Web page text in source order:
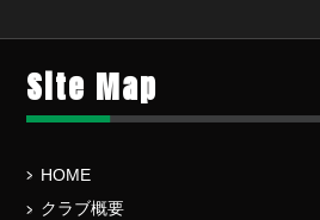
Site Map
HOME
クラブ概要